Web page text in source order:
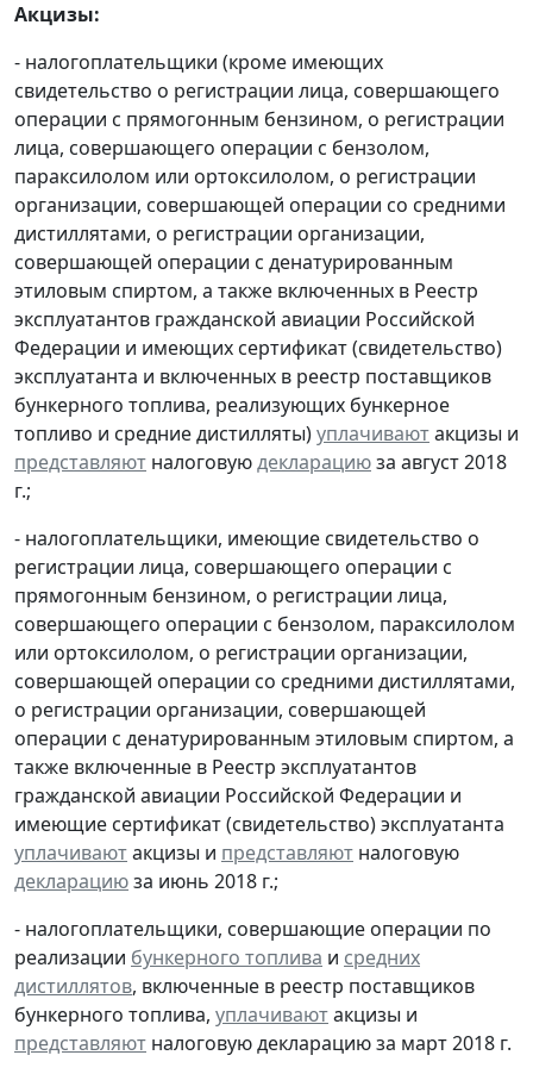
Акцизы:
- налогоплательщики (кроме имеющих
свидетельство о регистрации лица, совершающего
операции с прямогонным бензином, о регистрации
лица, совершающего операции с бензолом,
параксилолом или ортоксилолом, о регистрации
организации, совершающей операции со средними
дистиллятами, о регистрации организации,
совершающей операции с денатурированным
этиловым спиртом, а также включенных в Реестр
эксплуатантов гражданской авиации Российской
Федерации и имеющих сертификат (свидетельство)
эксплуатанта и включенных в реестр поставщиков
бункерного топлива, реализующих бункерное
топливо и средние дистилляты)уплачиваютакцизы и
представляют налоговуюдекларациюза август 2018
г.;
- налогоплательщики, имеющие свидетельство о
регистрации лица, совершающего операции с
прямогонным бензином, о регистрации лица,
совершающего операции с бензолом, параксилолом
или ортоксилолом, о регистрации организации,
совершающей операции со средними дистиллятами,
о регистрации организации, совершающей
операции с денатурированным этиловым спиртом, а
также включенные в Реестр эксплуатантов
гражданской авиации Российской Федерации и
имеющие сертификат (свидетельство) эксплуатанта
уплачиваютакцизы и представляют налоговую
декларациюза июнь 2018 г.;
- налогоплательщики, совершающие операции по
реализации бункерного топлива и средних
дистиллятов, включенные в реестр поставщиков
бункерного топлива, уплачиваютакцизы и
представляют налоговую декларацию за март 2018 г.